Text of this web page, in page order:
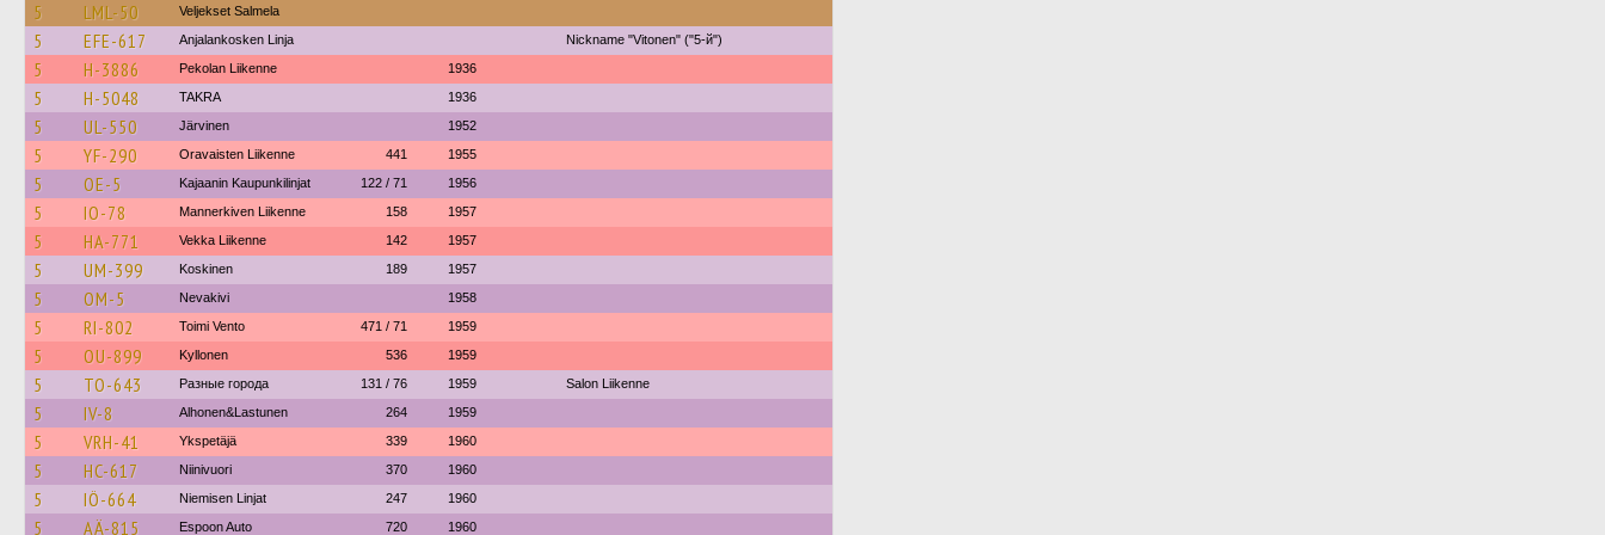
5 LML-50 Veljekset Salmela
5 EFE-617 Anjalankosken Linja Nickname "Vitonen" ("5-й")
5 H-3886 Pekolan Liikenne 1936
5 H-5048 TAKRA 1936
5 UL-550 Järvinen 1952
5 YF-290 Oravaisten Liikenne 441 1955
5 OE-5 Kajaanin Kaupunkilinjat 122 / 71 1956
5 IO-78 Mannerkiven Liikenne 158 1957
5 HA-771 Vekka Liikenne 142 1957
5 UM-399 Koskinen 189 1957
5 OM-5 Nevakivi 1958
5 RI-802 Toimi Vento 471 / 71 1959
5 OU-899 Kyllonen 536 1959
5 TO-643 Разные города 131 / 76 1959 Salon Liikenne
5 IV-8 Alhonen&Lastunen 264 1959
5 VRH-41 Ykspetäjä 339 1960
5 HC-617 Niinivuori 370 1960
5 IÖ-664 Niemisen Linjat 247 1960
5 AÄ-815 Espoon Auto 720 1960